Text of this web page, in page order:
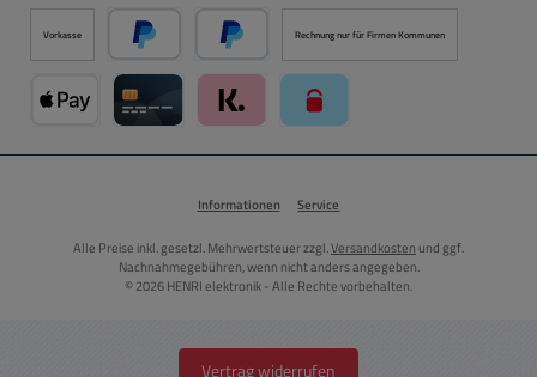
Vorkasse
PayPal Später Bezahlen über PayPal
Rechnung nur für Firmen Kommunen
Informationen Service
Alle Preise inkl. gesetzl. Mehrwertsteuer zzgl.Versandkosten und ggf.
Nachnahmegebühren, wenn nicht anders angegeben.
© 2026 HENRI elektronik - Alle Rechte vorbehalten.
Vertrag widerrufen